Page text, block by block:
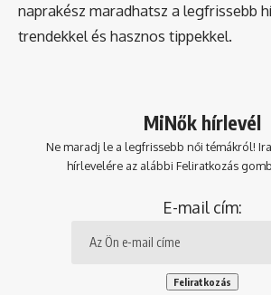
naprakész maradhatsz a legfrissebb
trendekkel és hasznos tippekkel.
MiNők hírlevél
Ne maradj le a legfrissebb női témákról!
hírlevelére az alábbi Feliratkozás
E-mail cím: